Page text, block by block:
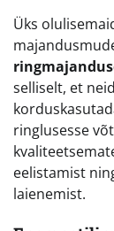
Üks
selliselt, et
ringlusesse
eelistamist
laienemist.